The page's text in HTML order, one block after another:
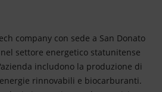
company con sede a San Donato
settore energetico statunitense
includono la produzione di
rinnovabili e biocarburanti.